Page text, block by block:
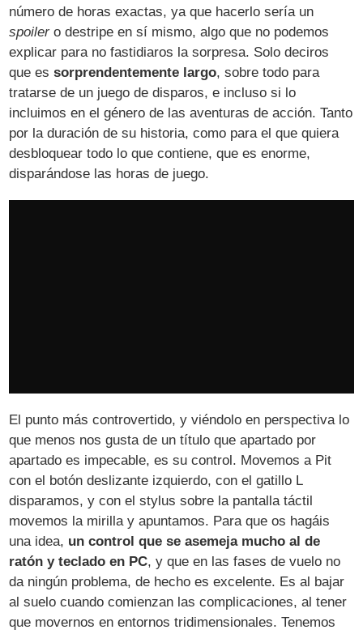
número de horas exactas, ya que hacerlo sería un
spoilero destripe en sí mismo, algo que no podemos
explicar para no fastidiaros la sorpresa. Solo deciros
que essorprendentemente largo, sobre todo para
tratarse de un juego de disparos, e incluso si lo
incluimos en el género de las aventuras de acción. Tanto
por la duración de su historia, como para el que quiera
desbloquear todo lo que contiene, que es enorme,
disparándose las horas de juego.
El punto más controvertido, y viéndolo en perspectiva lo
que menos nos gusta de un título que apartado por
apartado es impecable, es su control. Movemos a Pit
con el botón deslizante izquierdo, con el gatillo L
disparamos, y con el stylus sobre la pantalla táctil
movemos la mirilla y apuntamos. Para que os hagáis
una idea, un control que se asemeja mucho al de
ratón y teclado en PC, y que en las fases de vuelo no
da ningún problema, de hecho es excelente. Es al bajar
al suelo cuando comienzan las complicaciones, al tener
que movernos en entornos tridimensionales. Tenemos